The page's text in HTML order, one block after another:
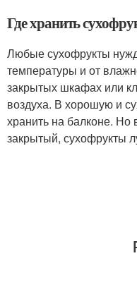
Где хранить
Любые сухофрукты
температуры и от
закрытых шкафах или
воздуха. В хорошую и
хранить на балконе. Но
закрытый, сухофрукты